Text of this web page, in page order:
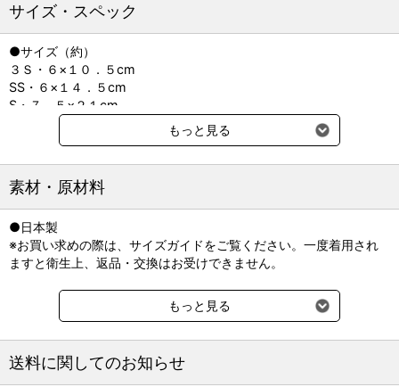
サイズ・スペック
●サイズ（約）
３Ｓ・６×１０．５cm
SS・６×１４．５cm
S・７．５×２１cm
M・１０×２３．５cm
L・１１×２９cm
３Ｌ・２０×４２㎝
●内容量：３Ｓ・３２枚、SS・５７枚、Ｓ・４５枚、Ｍ・３２枚、
Ｌ・２８枚、ＬＬ・１０枚、２０枚、３Ｌ・８枚
●吸水量（約）：３Ｓ・１５ml、ＳＳ・２０ml、Ｓ・５０ml、Ｍ・
１１０ml、Ｌ・１５０ml、ＬＬ・２５０ml、３Ｌ・４００ml
もっと見る
素材・原材料
●日本製
※お買い求めの際は、サイズガイドをご覧ください。一度着用され
ますと衛生上、返品・交換はお受けできません。
もっと見る
送料に関してのお知らせ